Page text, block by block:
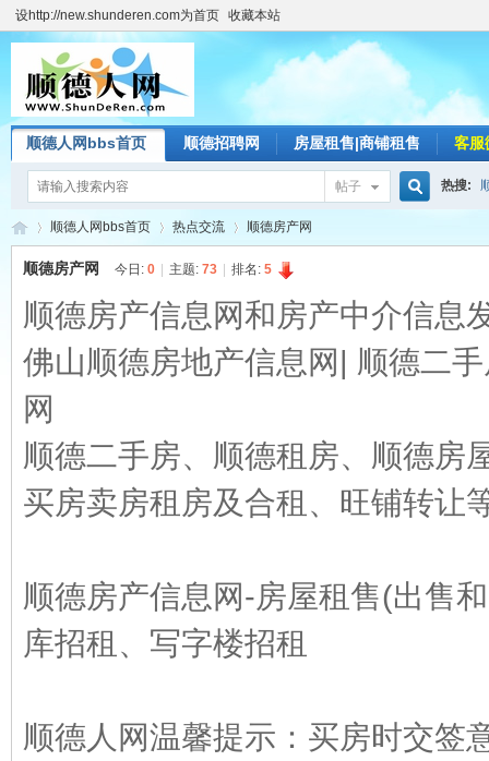
设http://new.shunderen.com为首页 收藏本站
顺德人网bbs首页 顺德招聘网 房屋租售|商铺租售 客服
帖子
索
热搜:
»
顺德人网bbs首页
›
热点交流
›
顺德房产网
顺德房产网 今日: 0 主题: 73 排名: 5
顺德房产信息网和房产中介信息
佛山顺德房地产信息网| 顺德二
网
顺德二手房、顺德租房、顺德房
买房卖房租房及合租、旺铺转让
顺德房产信息网-房屋租售(出售
库招租、写字楼招租
顺德人网温馨提示：买房时交签